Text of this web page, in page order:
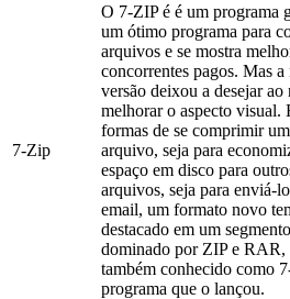
7-Zip
O 7-ZIP é é um programa
um ótimo programa para
arquivos e se mostra
concorrentes pagos. Mas a
versão deixou a desejar ao
melhorar o aspecto visual.
formas de se comprimir um
arquivo, seja para
espaço em disco para
arquivos, seja para enviá-
email, um formato novo
destacado em um segmento
dominado por ZIP e RAR,
também conhecido como
programa que o lançou.